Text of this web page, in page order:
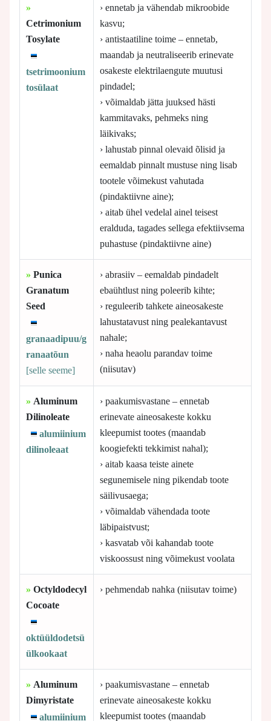
»
Cetrimonium
Tosylate
tsetrimoonium
tosülaat
› ennetab ja vähendab mikroobide
kasvu;
› antistaatiline toime – ennetab,
maandab ja neutraliseerib erinevate
osakeste elektrilaengute muutusi
pindadel;
› võimaldab jätta juuksed hästi
kammitavaks, pehmeks ning
läikivaks;
› lahustab pinnal olevaid õlisid ja
eemaldab pinnalt mustuse ning lisab
tootele võimekust vahutada
(pindaktiivne aine);
› aitab ühel vedelal ainel teisest
eralduda, tagades sellega efektiivsema
puhastuse (pindaktiivne aine)
» Punica
Granatum
Seed
granaadipuu/g
ranaatõun
[selle seeme]
› abrasiiv – eemaldab pindadelt
ebaühtlust ning poleerib kihte;
› reguleerib tahkete aineosakeste
lahustatavust ning pealekantavust
nahale;
› naha heaolu parandav toime
(niisutav)
» Aluminum
Dilinoleate
alumiinium
dilinoleaat
› paakumisvastane – ennetab
erinevate aineosakeste kokku
kleepumist tootes (maandab
koogiefekti tekkimist nahal);
› aitab kaasa teiste ainete
segunemisele ning pikendab toote
säilivusaega;
› võimaldab vähendada toote
läbipaistvust;
› kasvatab või kahandab toote
viskoossust ning võimekust voolata
» Octyldodecyl
Cocoate
oktüüldodetsü
ülkookaat
› pehmendab nahka (niisutav toime)
» Aluminum
Dimyristate
alumiinium
› paakumisvastane – ennetab
erinevate aineosakeste kokku
kleepumist tootes (maandab